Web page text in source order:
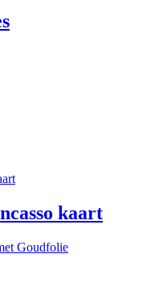
kaart
Goudfolie